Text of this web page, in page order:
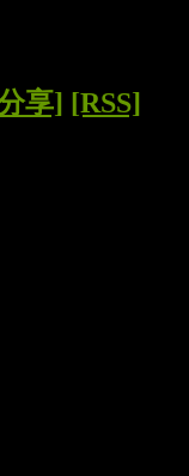
享] [RSS]